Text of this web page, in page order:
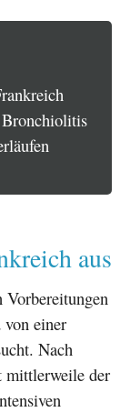
aus
einer
Nach
mittlerweile der